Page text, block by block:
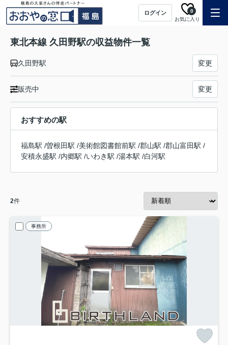
ログイン
お気に入り
0
東北本線 久田野駅の収益物件一覧
久田野駅 変更
販売中 変更
おすすめの駅
福島駅 /曽根田駅 /美術館図書館前駅 /郡山駅 /郡山富田駅 /
安積永盛駅 /内郷駅 /いわき駅 /湯本駅 /白河駅
2件
事務所